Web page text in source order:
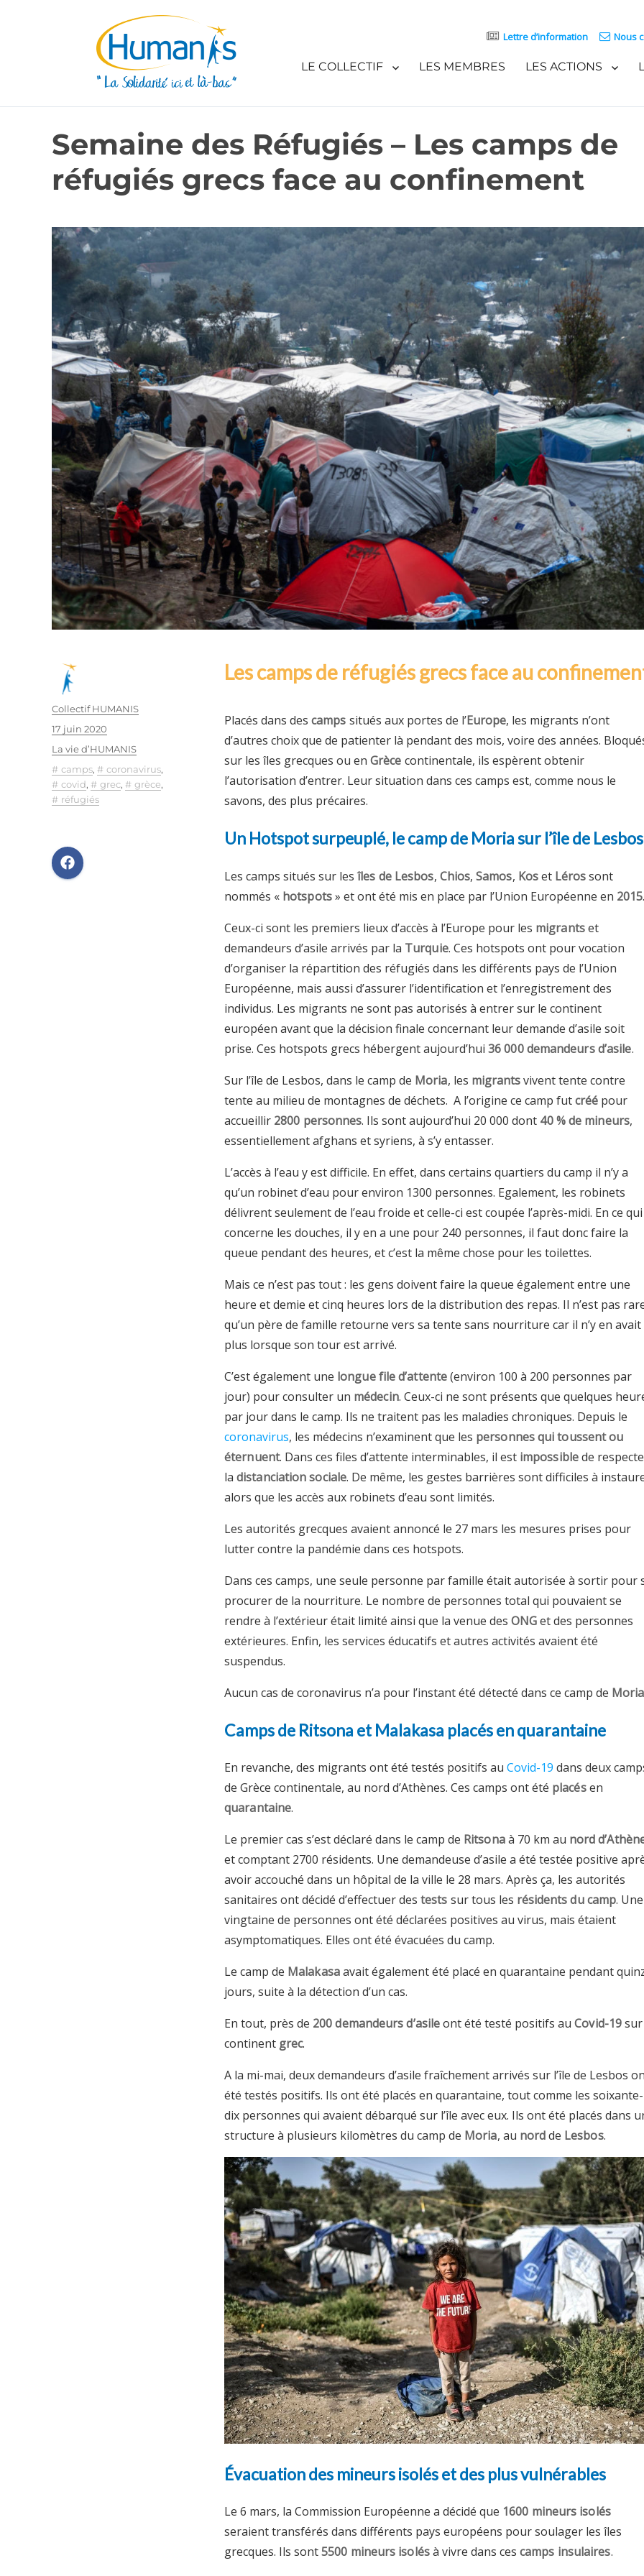
Lettre d’information Nous
LE COLLECTIF LES MEMBRES LES ACTIONS
Semaine des Réfugiés – Les camps de
réfugiés grecs face au confinement
Les camps de réfugiés grecs face au
Placés dans des camps situés aux portes de l’Europe, les migrants n’ont
d’autres choix que de patienter là pendant des mois, voire des années.
sur les îles grecques ou en Grèce continentale, ils espèrent obtenir
l’autorisation d’entrer. Leur situation dans ces camps est, comme nous le
savons, des plus précaires.
Un Hotspot surpeuplé, le camp de Moria sur l’île de Lesbos
Les camps situés sur lesîles de Lesbos, Chios, Samos, Koset Lérossont
nommés « hotspots» et ont été mis en place par l’Union Européenne en 2015.
Ceux-ci sont les premiers lieux d’accès à l’Europe pour les migrantset
demandeurs d’asile arrivés par la Turquie. Ces hotspots ont pour vocation
d’organiser la répartition des réfugiés dans les différents pays de l’Union
Européenne, mais aussi d’assurer l’identification et l’enregistrement des
individus. Les migrants ne sont pas autorisés à entrer sur le continent
européen avant que la décision finale concernant leur demande d’asile soit
prise. Ces hotspots grecs hébergent aujourd’hui 36 000 demandeurs d’asile.
Sur l’île de Lesbos, dans le camp de Moria, les migrantsvivent tente contre
tente au milieu de montagnes de déchets. A l’origine ce camp futcréé pour
accueillir 2800 personnes. Ils sont aujourd’hui 20 000 dont 40 % de mineurs,
essentiellement afghans et syriens, à s’y entasser.
L’accès à l’eau y est difficile. En effet, dans certains quartiers du camp il n’y a
qu’un robinet d’eau pour environ 1300 personnes. Egalement, les robinets
délivrent seulement de l’eau froide et celle-ci est coupée l’après-midi. En ce qui
concerne les douches, il y en a une pour 240 personnes, il faut donc faire la
queue pendant des heures, et c’est la même chose pour les toilettes.
Mais ce n’est pas tout : les gens doivent faire la queue également entre une
heure et demie et cinq heures lors de la distribution des repas. Il n’est pas
qu’un père de famille retourne vers sa tente sans nourriture car il n’y en avait
plus lorsque son tour est arrivé.
C’est également une longue file d’attente(environ 100 à 200 personnes par
jour) pour consulter un médecin. Ceux-ci ne sont présents que quelques
par jour dans le camp. Ils ne traitent pas les maladies chroniques. Depuis le
coronavirus, les médecins n’examinent que les personnes qui toussent ou
éternuent. Dans ces files d’attente interminables, il est impossiblede
la distanciation sociale. De même, les gestes barrières sont difficiles à
alors que les accès aux robinets d’eau sont limités.
Les autorités grecques avaient annoncé le 27 mars les mesures prises pour
lutter contre la pandémie dans ces hotspots.
Dans ces camps, une seule personne par famille était autorisée à sortir pour
procurer de la nourriture. Le nombre de personnes total qui pouvaient se
rendre à l’extérieur était limité ainsi que la venue des ONGet des personnes
extérieures. Enfin, les services éducatifs et autres activités avaient été
suspendus.
Aucun cas de coronavirus n’a pour l’instant été détecté dans ce camp de Moria
Camps de Ritsona et Malakasa placés en quarantaine
En revanche, des migrants ont été testés positifs au Covid-19 dans deux
de Grèce continentale, au nord d’Athènes. Ces camps ont été placésen
quarantaine.
Le premier cas s’est déclaré dans le camp de Ritsonaà 70 km au nord
et comptant 2700 résidents. Une demandeuse d’asile a été testée positive
avoir accouché dans un hôpital de la ville le 28 mars. Après ça, les autorités
sanitaires ont décidé d’effectuer des tests sur tous les résidents du camp. Une
vingtaine de personnes ont été déclarées positives au virus, mais étaient
asymptomatiques. Elles ont été évacuées du camp.
Le camp de Malakasaavait également été placé en quarantaine pendant
jours, suite à la détection d’un cas.
En tout, près de 200 demandeurs d’asileont été testé positifs auCovid-19
continent grec.
A la mi-mai, deux demandeurs d’asile fraîchement arrivés sur l’île de Lesbos
été testés positifs. Ils ont été placés en quarantaine, tout comme les soixante-
dix personnes qui avaient débarqué sur l’île avec eux. Ils ont été placés dans
structure à plusieurs kilomètres du camp de Moria, au nordde Lesbos.
Évacuation des mineurs isolés et des plus vulnérables
Le 6 mars, la Commission Européenne a décidé que 1600 mineurs isolés
seraient transférés dans différents pays européens pour soulager les îles
grecques. Ils sont5500 mineurs isolésà vivre dans ces camps insulaires.
Auteur
Collectif HUMANIS
Publié
le
17 juin 2020
Catégories
La vie d’HUMANIS
Étiquettes
camps, coronavirus,
covid, grec, grèce,
réfugiés